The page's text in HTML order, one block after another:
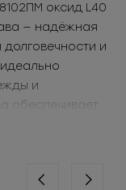
оксид L40
— надёжная
и
и
обеспечивает
внешний вид.